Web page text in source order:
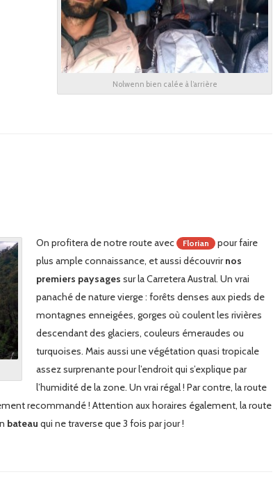
Nolwenn bien calée à l’arrière
On profitera de notre route avec Florian
pour faire
plus ample connaissance, et aussi découvrirnos
premiers paysages sur la Carretera Austral. Un vrai
panaché de nature vierge : forêts denses aux pieds de
montagnes enneigées, gorges où coulent les rivières
descendant des glaciers, couleurs émeraudes ou
turquoises. Mais aussi une végétation quasi tropicale
assez surprenante pour l’endroit qui s’explique par
l’humidité de la zone. Un vrai régal ! Par contre, la route
recommandé ! Attention aux horaires également, la route
bateau qui ne traverse que 3 fois par jour !